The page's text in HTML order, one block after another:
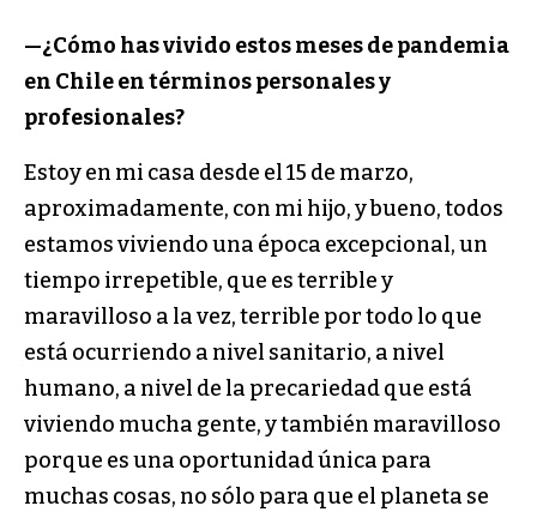
—¿Cómo has vivido estos meses de pandemia
en Chile en términos personales y
profesionales?
Estoy en mi casa desde el 15 de marzo,
aproximadamente, con mi hijo, y bueno, todos
estamos viviendo una época excepcional, un
tiempo irrepetible, que es terrible y
maravilloso a la vez, terrible por todo lo que
está ocurriendo a nivel sanitario, a nivel
humano, a nivel de la precariedad que está
viviendo mucha gente, y también maravilloso
porque es una oportunidad única para
muchas cosas, no sólo para que el planeta se